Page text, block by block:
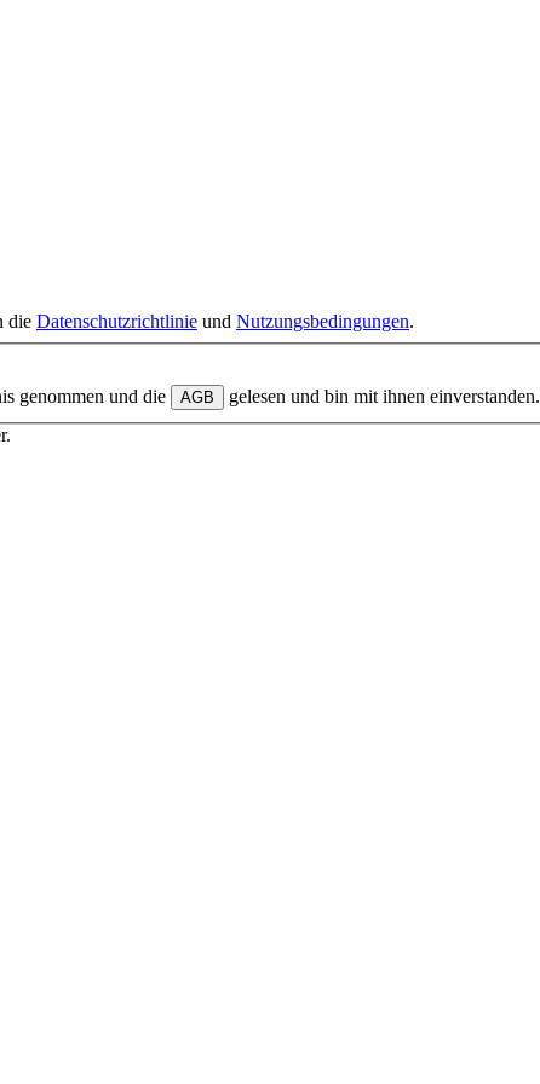
die Datenschutzrichtlinie und Nutzungsbedingungen.
genommen und die AGB gelesen und bin mit ihnen einverstanden.